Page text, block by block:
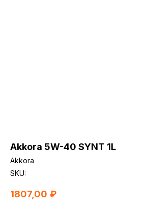
Akkora 5W-40 SYNT 1L
Akkora
SKU:
1807,00 ₽